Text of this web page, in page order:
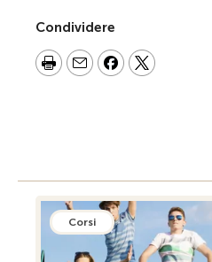
Condividere
Corsi